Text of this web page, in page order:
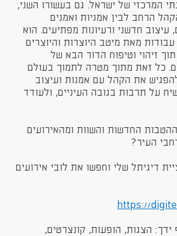
המרכזי של ישראל. גם בעשורו השני,
הרחב לבין אמניות ואמנים
עיצוב חדשני ורעיונות מפתיעים. הוא
מאת מיטב היוצרות והיוצרים
זיהוי וטיפוח הדור הבא של
כל זאת מתוך מטרה לתמוך בעולם
את הקהל עם אמנות ועיצוב
על תרבות בגובה העיניים, ולעודד
החדשות והשוות ומהאירועים
העיר?​
דיגיתל שלי וחפשו את לובי אירועים
https://
הצגות, הופעות, קונצרטים,